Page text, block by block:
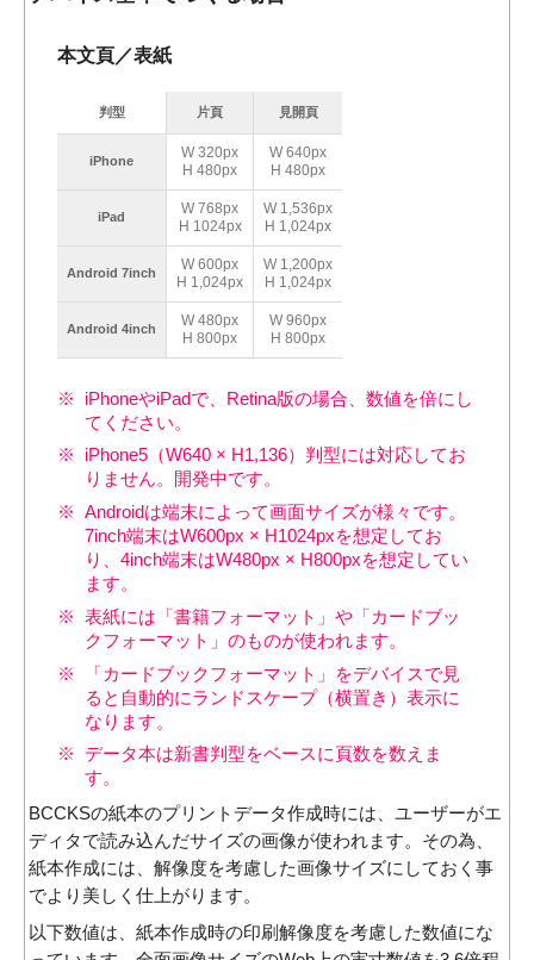
本文頁／表紙
判型 片頁 見開頁
iPhone
W 320px
H 480px
W 640px
H 480px
iPad
W 768px
H 1024px
W 1,536px
H 1,024px
Android 7inch
W 600px
H 1,024px
W 1,200px
H 1,024px
Android 4inch
W 480px
H 800px
W 960px
H 800px
iPhoneやiPadで、Retina版の場合、数値を倍にし
てください。
iPhone5（W640 × H1,136）判型には対応してお
りません。開発中です。
Androidは端末によって画面サイズが様々です。
7inch端末はW600px × H1024pxを想定してお
り、4inch端末はW480px × H800pxを想定してい
ます。
表紙には「書籍フォーマット」や「カードブッ
クフォーマット」のものが使われます。
「カードブックフォーマット」をデバイスで見
ると自動的にランドスケープ（横置き）表示に
なります。
データ本は新書判型をベースに頁数を数えま
す。
BCCKSの紙本のプリントデータ作成時には、ユーザーがエ
ディタで読み込んだサイズの画像が使われます。その為、
紙本作成には、解像度を考慮した画像サイズにしておく事
でより美しく仕上がります。
以下数値は、紙本作成時の印刷解像度を考慮した数値にな